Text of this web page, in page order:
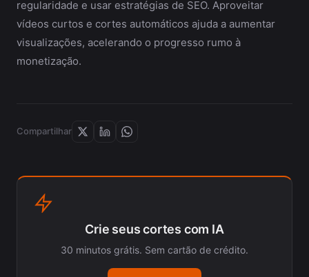
regularidade e usar estratégias de SEO. Aproveitar
vídeos curtos e cortes automáticos ajuda a aumentar
visualizações, acelerando o progresso rumo à
monetização.
Compartilhar
Crie seus cortes com IA
30 minutos grátis. Sem cartão de crédito.